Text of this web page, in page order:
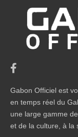
Gabon Officiel est
en temps réel du
une large gamme
et de la culture, à la